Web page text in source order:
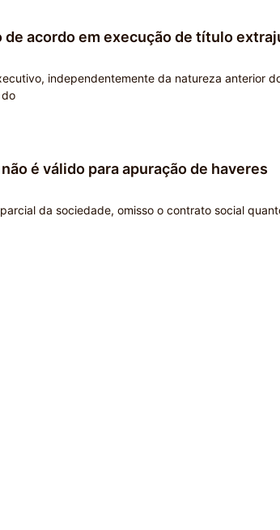
acordo em execução de título
independentemente da natureza anterior
é válido para apuração de haveres
da sociedade, omisso o contrato social